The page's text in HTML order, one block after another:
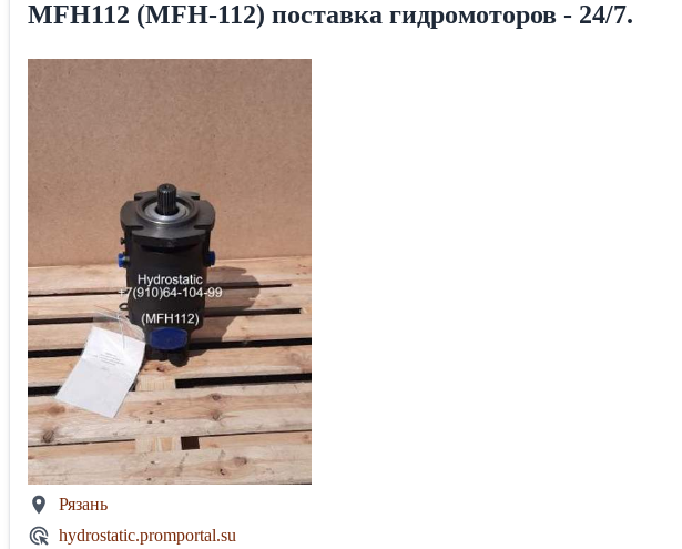
MFH112 (MFH-112) поставка гидромоторов - 24/7.
Рязань
hydrostatic.promportal.su